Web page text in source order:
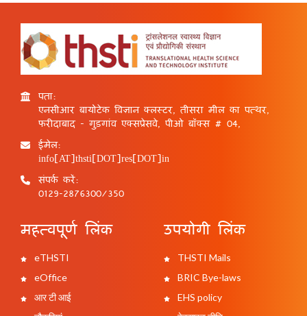
पता:
एनसीआर बायोटेक विज्ञान क्लस्टर, तीसरा मील का पत्थर,
फरीदाबाद - गुड़गांव एक्सप्रेसवे, पीओ बॉक्स # 04,
ईमेल:
info[AT]thsti[DOT]res[DOT]in
संपर्क करें:
0129-2876300/350
महत्वपूर्ण लिंक
eTHSTI
eOffice
आर टी आई
उपयोगी लिंक
THSTI Mails
BRIC Bye-laws
EHS policy